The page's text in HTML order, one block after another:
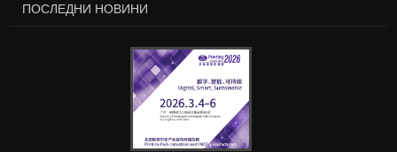
ПОСЛЕДНИ НОВИНИ